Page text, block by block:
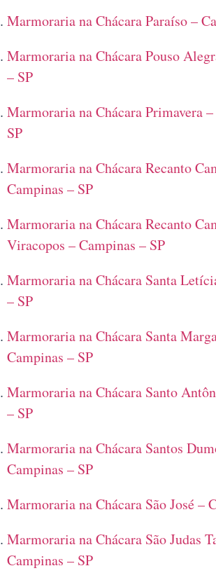
Marmoraria na Chácara Paraíso –
Marmoraria na Chácara Pouso
– SP
Marmoraria na Chácara Primavera
SP
Marmoraria na Chácara Recanto
Campinas – SP
Marmoraria na Chácara Recanto
Viracopos – Campinas – SP
Marmoraria na Chácara Santa
– SP
Marmoraria na Chácara Santa
Campinas – SP
Marmoraria na Chácara Santo
– SP
Marmoraria na Chácara Santos
Campinas – SP
Marmoraria na Chácara São José –
Marmoraria na Chácara São Judas
Campinas – SP